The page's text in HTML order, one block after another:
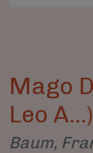
Mago
Leo A...)
Baum,